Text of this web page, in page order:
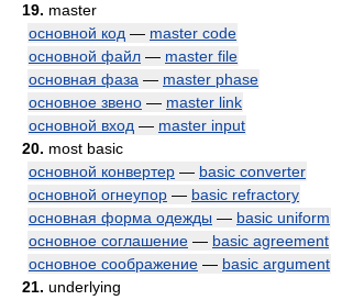
19. master
основной код — master code
основной файл — master file
основная фаза — master phase
основное звено — master link
основной вход — master input
20. most basic
основной конвертер — basic converter
основной огнеупор — basic refractory
основная форма одежды — basic uniform
основное соглашение — basic agreement
основное соображение — basic argument
21. underlying